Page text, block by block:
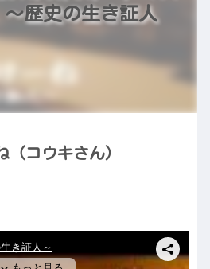
歴史の生き証人
（コウキさん）